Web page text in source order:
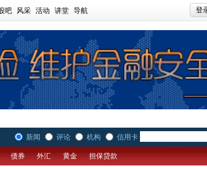
吧 风采 活动 讲堂 导航 登
新闻 评论 机构 信用卡
债券 外汇 黄金 担保贷款